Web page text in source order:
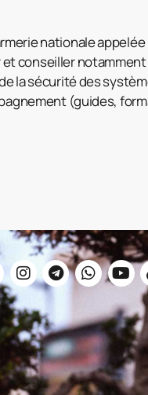
nationale
conseiller
la sécurité des
(guides,